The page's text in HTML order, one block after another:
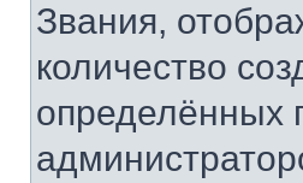
Звания,
количество
определённых